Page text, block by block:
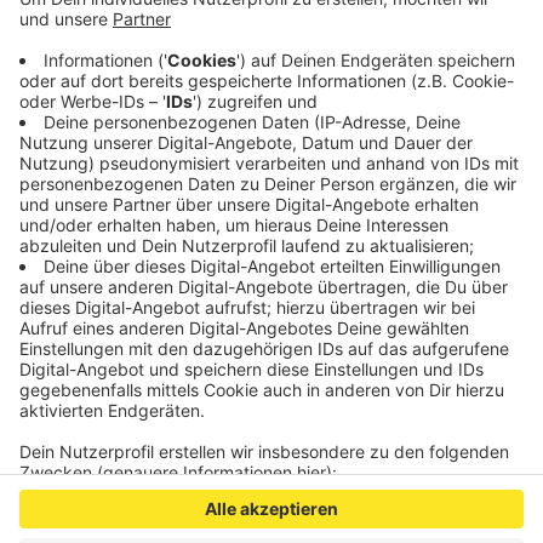
erstellt hat. Die Antworten auf die meistgestellten
Fragen findet man ab sofortHIER.
Die Befragung in Stolberg läuft noch bis Ende des
Monats.
Veröffentlicht:Dienstag, 05.01.2021 14:19
Anzeige